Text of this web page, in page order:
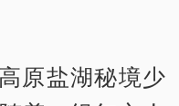
原盐湖秘境少